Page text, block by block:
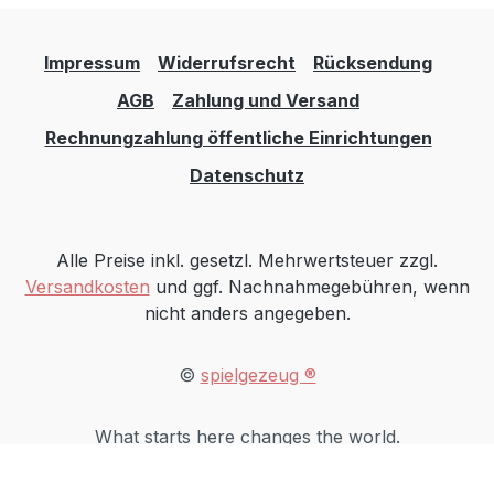
Saint Louis de Montferrand, France+33
(0)5 56 77 45 34https://www.kapla.com
Impressum Widerrufsrecht
Rücksendung
AGB
Zahlung und Versand
Rechnungzahlung öffentliche Einrichtungen
Datenschutz
Alle Preise inkl. gesetzl. Mehrwertsteuer zzgl.
Versandkosten und ggf. Nachnahmegebühren, wenn
nicht anders angegeben.
© spielgezeug ®
What starts here changes the world.